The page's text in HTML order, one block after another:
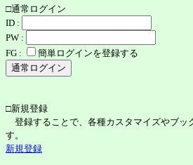
□通常ログイン
ID :
PW :
FG :
簡単ログインを登録する
□新規登録
登録することで、各種カスタマイズやブッ
す。
新規登録